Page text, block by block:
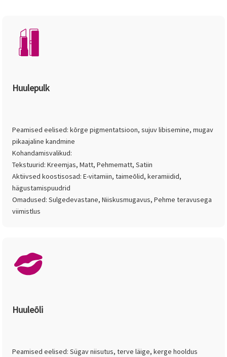
Huulepulk
Peamised eelised: kõrge pigmentatsioon, sujuv libisemine, mugav
pikaajaline kandmine
Kohandamisvalikud:
Tekstuurid: Kreemjas, Matt, Pehmematt, Satiin
Aktiivsed koostisosad: E-vitamiin, taimeõlid, keramiidid,
hägustamispuudrid
Omadused: Sulgedevastane, Niiskusmugavus, Pehme teravusega
viimistlus
Huuleõli
Peamised eelised: Sügav niisutus, terve läige, kerge hooldus